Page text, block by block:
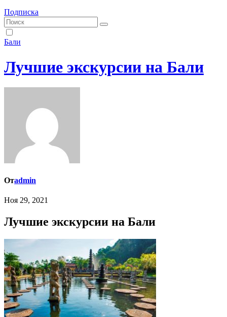
Подписка
Бали
Лучшие экскурсии на Бали
Отadmin
Ноя 29, 2021
Лучшие экскурсии на Бали